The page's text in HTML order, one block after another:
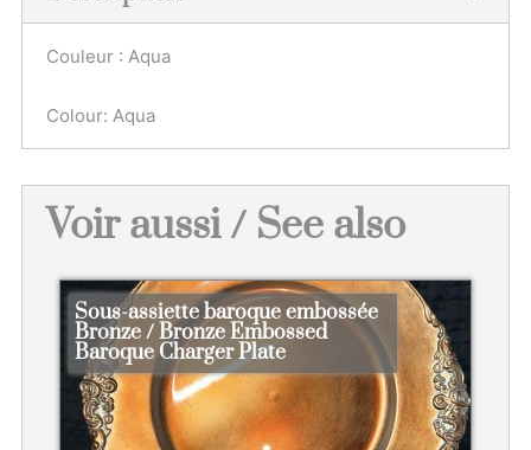
Couleur : Aqua
Colour: Aqua
Voir aussi / See also
Sous-assiette baroque embossée
Bronze / Bronze Embossed
Baroque Charger Plate